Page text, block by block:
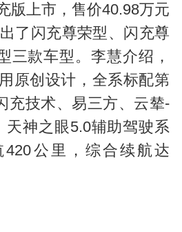
y
版上市，售价40.98万元
了闪充尊荣型、闪充尊
三款车型。李慧介绍，
原创设计，全系标配第
充技术、易三方、云辇-
天神之眼5.0辅助驾驶系
公里，综合续航达